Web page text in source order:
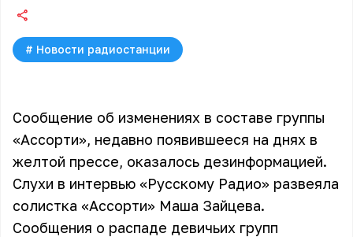
# Новости радиостанции
Сообщение об изменениях в составе группы
«Ассорти», недавно появившееся на днях в
желтой прессе, оказалось дезинформацией.
Слухи в интервью «Русскому Радио» развеяла
солистка «Ассорти» Маша Зайцева.
Сообщения о распаде девичьих групп